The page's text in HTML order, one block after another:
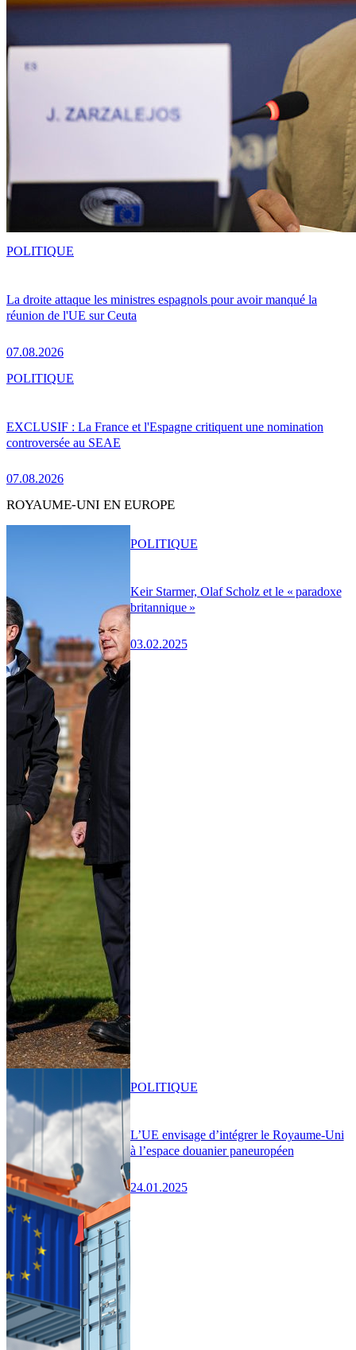
La droite attaque les ministres espagnols pour avoir manqué la
réunion de l'UE sur Ceuta
07.08.2026
POLITIQUE
EXCLUSIF : La France et l'Espagne critiquent une nomination
controversée au SEAE
07.08.2026
POLITIQUE
ROYAUME-UNI EN EUROPE
Keir Starmer, Olaf Scholz et le « paradoxe
britannique »
03.02.2025
POLITIQUE
L’UE envisage d’intégrer le Royaume-Uni
à l’espace douanier paneuropéen
24.01.2025
POLITIQUE